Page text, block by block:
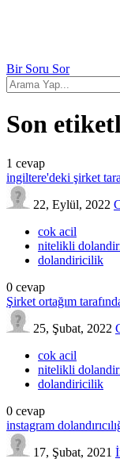
Bir Soru Sor
Son
1 cevap
ingiltere'deki şirket
22, Eylül, 2022
cok acil
nitelikli
dolandiricilik
0 cevap
Şirket ortağım
25, Şubat, 2022
cok acil
nitelikli
dolandiricilik
0 cevap
instagram
17, Şubat, 2021